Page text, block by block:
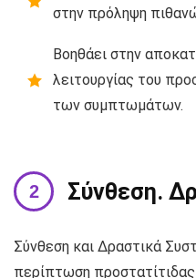
στην πρόληψη
Βοηθάει στην
λειτουργίας του
των συμπτωμάτων.
Σύνθεση.
Σύνθεση και Δραστικά
περίπτωση